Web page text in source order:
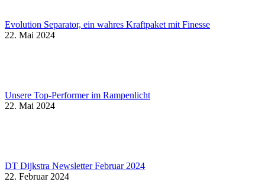
Evolution Separator, ein wahres Kraftpaket mit Finesse
22. Mai 2024
Unsere Top-Performer im Rampenlicht
22. Mai 2024
DT Dijkstra Newsletter Februar 2024
22. Februar 2024